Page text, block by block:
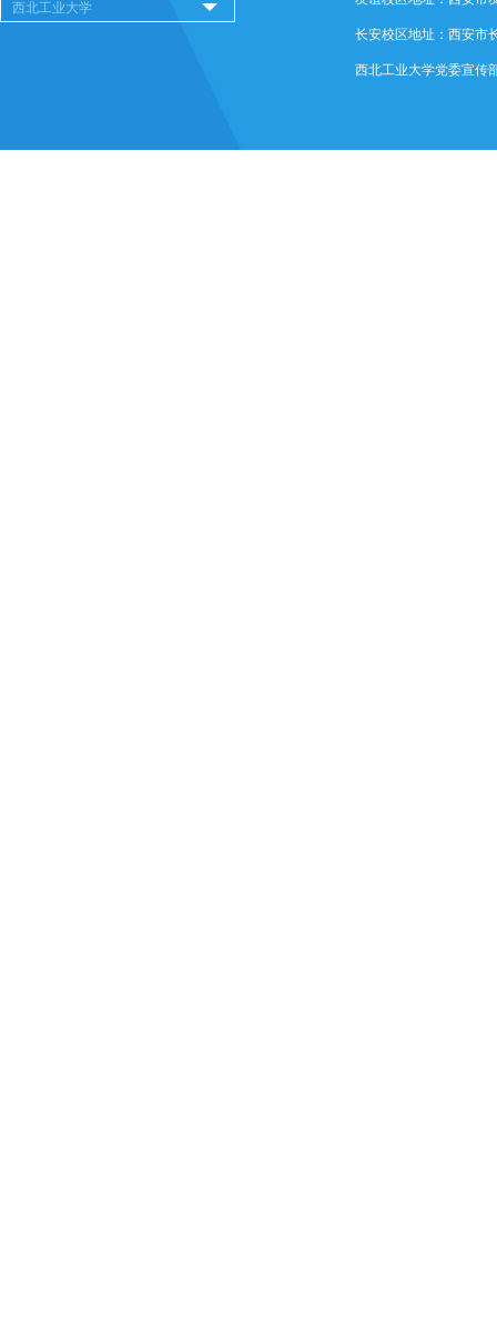
长安校区地址：西安市
西北工业大学党委宣传